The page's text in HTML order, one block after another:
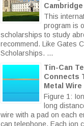
This
program is
scholarships to study
recommend. Like Gates
Scholarships. ...
Tin-Can
Connects
Metal Wire
Figure 1:
long
wire with a pad on each
can telephone. Each ion